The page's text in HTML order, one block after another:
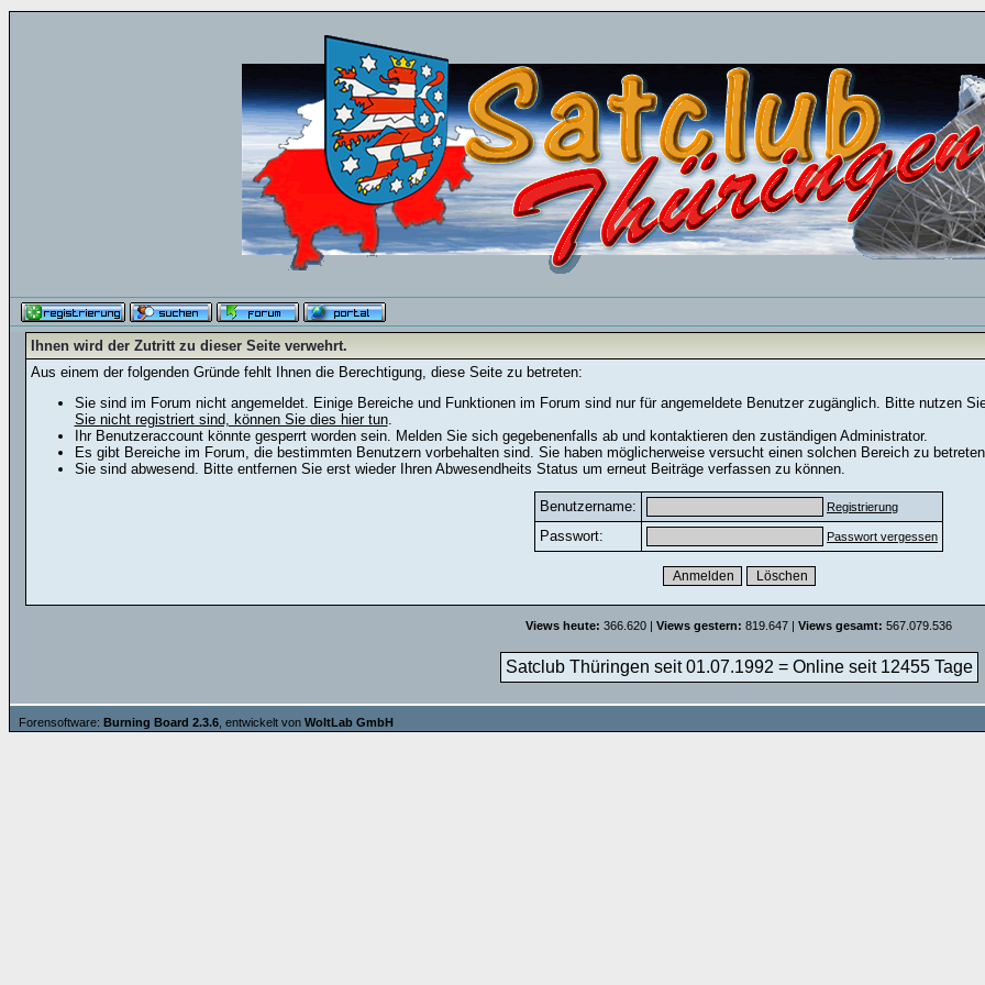
Ihnen wird der Zutritt zu dieser Seite verwehrt.
Aus einem der folgenden Gründe fehlt Ihnen die Berechtigung, diese Seite zu betreten:
Sie sind im Forum nicht angemeldet. Einige Bereiche und Funktionen im Forum sind nur für angemeldete Benutzer zugänglich. Bitte nutzen
Sie nicht registriert sind, können Sie dies hier tun.
Ihr Benutzeraccount könnte gesperrt worden sein. Melden Sie sich gegebenenfalls ab und kontaktieren den zuständigen Administrator.
Es gibt Bereiche im Forum, die bestimmten Benutzern vorbehalten sind. Sie haben möglicherweise versucht einen solchen Bereich zu
Sie sind abwesend. Bitte entfernen Sie erst wieder Ihren Abwesendheits Status um erneut Beiträge verfassen zu können.
Benutzername: Registrierung
Passwort: Passwort vergessen
Views heute: 366.620 | Views gestern: 819.647 | Views gesamt: 567.079.536
Satclub Thüringen seit 01.07.1992 = Online seit 12455 Tage
Forensoftware: Burning Board 2.3.6 , entwickelt von WoltLab GmbH